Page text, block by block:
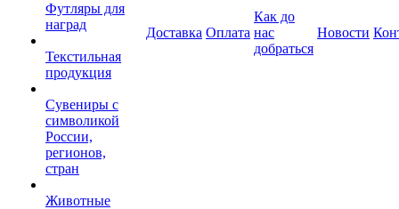
Футляры для
наград
Текстильная
продукция
Сувениры с
символикой
России,
регионов,
стран
Животные
Доставка Оплата
Как до
нас
добраться
Новости